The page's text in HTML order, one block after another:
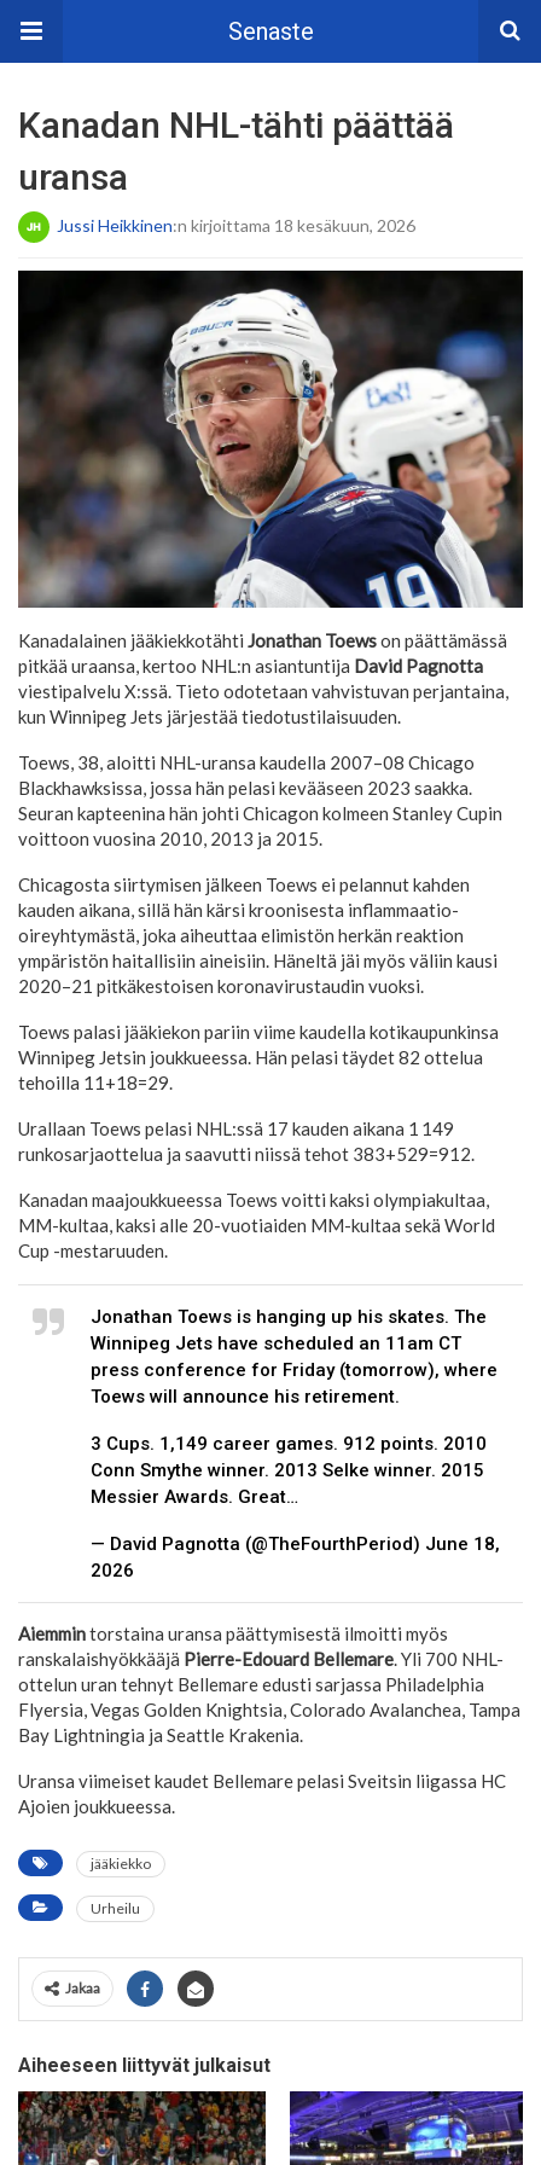
Senaste
Kanadan NHL-tähti päättää
uransa
Jussi Heikkinen:n kirjoittama 18 kesäkuun, 2026
Kanadalainen jääkiekkotähti Jonathan Toewson päättämässä
pitkää uraansa, kertoo NHL:n asiantuntija David Pagnotta
viestipalvelu X:ssä. Tieto odotetaan vahvistuvan perjantaina,
kun Winnipeg Jets järjestää tiedotustilaisuuden.
Toews, 38, aloitti NHL-uransa kaudella 2007–08 Chicago
Blackhawksissa, jossa hän pelasi kevääseen 2023 saakka.
Seuran kapteenina hän johti Chicagon kolmeen Stanley Cupin
voittoon vuosina 2010, 2013 ja 2015.
Chicagosta siirtymisen jälkeen Toews ei pelannut kahden
kauden aikana, sillä hän kärsi kroonisesta inflammaatio-
oireyhtymästä, joka aiheuttaa elimistön herkän reaktion
ympäristön haitallisiin aineisiin. Häneltä jäi myös väliin kausi
2020–21 pitkäkestoisen koronavirustaudin vuoksi.
Toews palasi jääkiekon pariin viime kaudella kotikaupunkinsa
Winnipeg Jetsin joukkueessa. Hän pelasi täydet 82 ottelua
tehoilla 11+18=29.
Urallaan Toews pelasi NHL:ssä 17 kauden aikana 1 149
runkosarjaottelua ja saavutti niissä tehot 383+529=912.
Kanadan maajoukkueessa Toews voitti kaksi olympiakultaa,
MM-kultaa, kaksi alle 20-vuotiaiden MM-kultaa sekä World
Cup -mestaruuden.
Jonathan Toews is hanging up his skates. The
Winnipeg Jets have scheduled an 11am CT
press conference for Friday (tomorrow), where
Toews will announce his retirement.
3 Cups. 1,149 career games. 912 points. 2010
Conn Smythe winner. 2013 Selke winner. 2015
Messier Awards. Great…
— David Pagnotta (@TheFourthPeriod) June 18,
2026
Aiemmintorstaina uransa päättymisestä ilmoitti myös
ranskalaishyökkääjä Pierre-Edouard Bellemare. Yli 700 NHL-
ottelun uran tehnyt Bellemare edusti sarjassa Philadelphia
Flyersia, Vegas Golden Knightsia, Colorado Avalanchea, Tampa
Bay Lightningia ja Seattle Krakenia.
Uransa viimeiset kaudet Bellemare pelasi Sveitsin liigassa HC
Ajoien joukkueessa.
jääkiekko
Urheilu
Jakaa
Aiheeseen liittyvät julkaisut